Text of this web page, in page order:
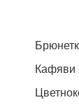
Кафяви